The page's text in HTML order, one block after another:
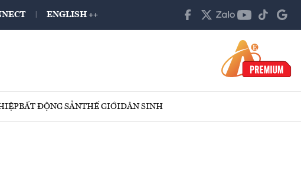
ENGLISH ++
BẤT ĐỘNG SẢNTHẾ GIỚIDÂN SINH